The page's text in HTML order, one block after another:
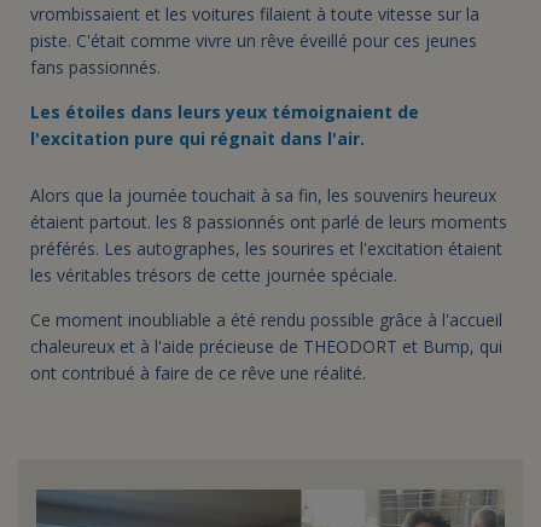
vrombissaient et les voitures filaient à toute vitesse sur la
piste. C'était comme vivre un rêve éveillé pour ces jeunes
fans passionnés.
Les étoiles dans leurs yeux témoignaient de
l'excitation pure qui régnait dans l'air.
Alors que la journée touchait à sa fin, les souvenirs heureux
étaient partout. les 8 passionnés ont parlé de leurs moments
préférés. Les autographes, les sourires et l'excitation étaient
les véritables trésors de cette journée spéciale.
Ce moment inoubliable a été rendu possible grâce à l'accueil
chaleureux et à l'aide précieuse de THEODORT et Bump, qui
ont contribué à faire de ce rêve une réalité.